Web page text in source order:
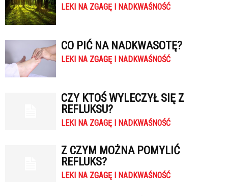
LEKI NA ZGAGĘ I NADKWAŚNOŚĆ
CO PIĆ NA NADKWASOTĘ?
LEKI NA ZGAGĘ I NADKWAŚNOŚĆ
CZY KTOŚ WYLECZYŁ SIĘ Z
REFLUKSU?
LEKI NA ZGAGĘ I NADKWAŚNOŚĆ
Z CZYM MOŻNA POMYLIĆ
REFLUKS?
LEKI NA ZGAGĘ I NADKWAŚNOŚĆ